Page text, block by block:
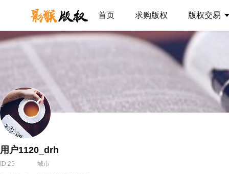
首页 求购版权 版权交易
用户1120_drh
ID:25 城市